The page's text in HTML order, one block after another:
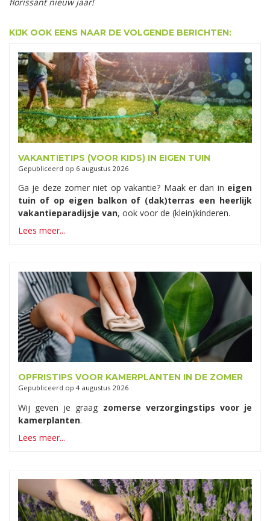
KIJK OOK EENS NAAR DE VOLGENDE BERICHTEN:
VAKANTIETIPS (VOOR KIDS) IN EIGEN TUIN
Gepubliceerd op 6 augustus 2026
Ga je deze zomer niet op vakantie? Maak er dan in eigen
tuin of op eigen balkon of (dak)terras een heerlijk
vakantieparadijsje van, ook voor de (klein)kinderen.
Lees meer...
OPFRISTIPS VOOR KAMERPLANTEN IN DE ZOMER
Gepubliceerd op 4 augustus 2026
Wij geven je graag zomerse verzorgingstips voor je
kamerplanten.
Lees meer...